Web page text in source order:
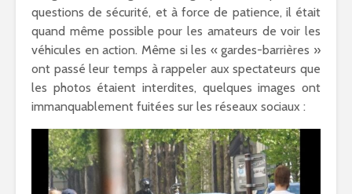
questions de sécurité, et à force de patience, il était
quand même possible pour les amateurs de voir les
véhicules en action. Même si les « gardes-barrières »
ont passé leur temps à rappeler aux spectateurs que
les photos étaient interdites, quelques images ont
immanquablement fuitées sur les réseaux sociaux :